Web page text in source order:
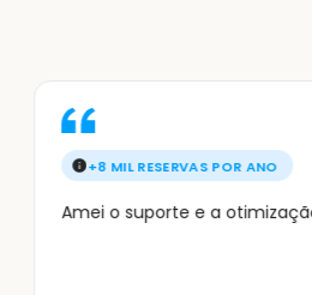
+8 MIL RESERVAS POR ANO
Amei o suporte e a